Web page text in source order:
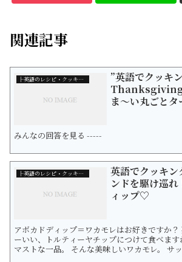
関連記事
├英語のレシピ・クッキング
”英語でクッキ
Thanksgiving
ま〜い丸ごとタ
みんなの回答を見る -----
├英語のレシピ・クッキング
英語でクッキン
ンドを駆け巡
ィップ♡
アボカドディップ＝ワカモレはお好きですか
ーいい、トルティーヤチップにつけて食べます
マストな一品。 そんな美味しいワカモレ。 サッカー観戦で盛り上が